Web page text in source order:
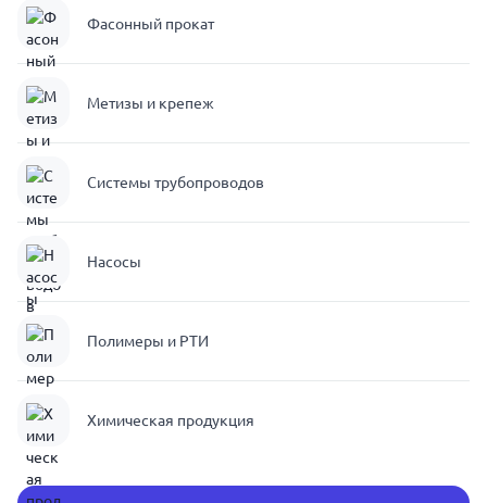
Фасонный прокат
Метизы и крепеж
Системы трубопроводов
Насосы
Полимеры и РТИ
Химическая продукция